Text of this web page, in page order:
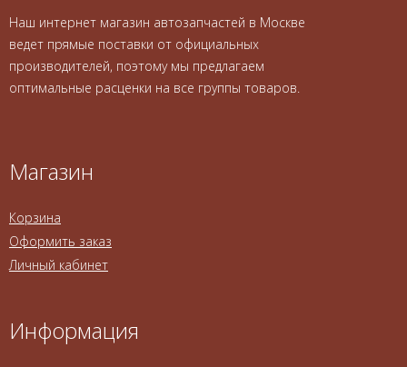
Наш интернет магазин автозапчастей в Москве
ведет прямые поставки от официальных
производителей, поэтому мы предлагаем
оптимальные расценки на все группы товаров.
Магазин
Корзина
Оформить заказ
Личный кабинет
Информация